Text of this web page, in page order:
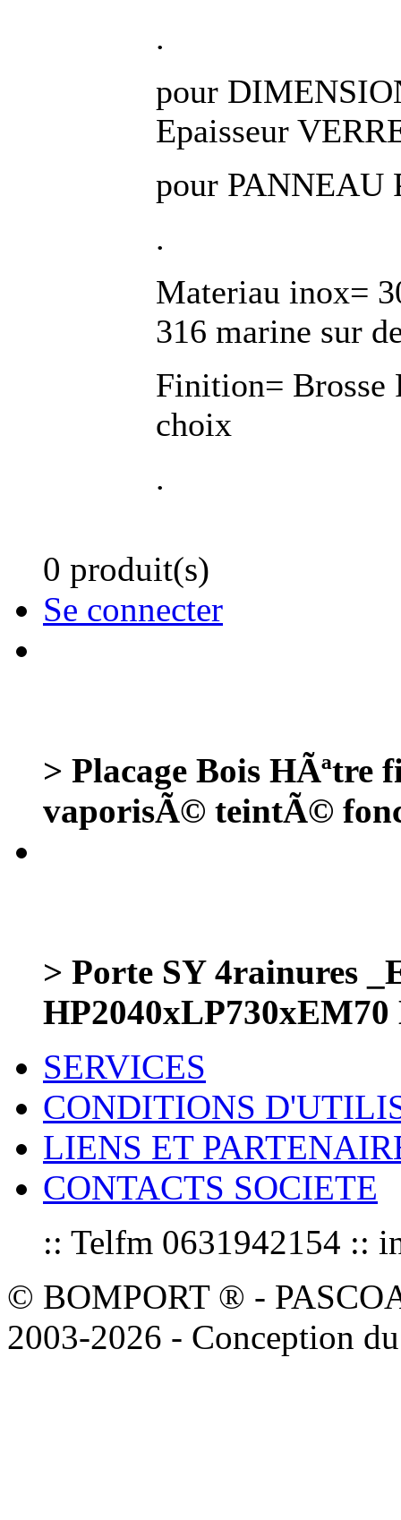
.
pour
Epaisseur
pour PANNEAU
.
Materiau inox=
316 marine sur
Finition= Brosse
choix
.
0 produit(s)
Se connecter
> Placage Bois
vaporisÃ© teintÃ©
> Porte SY 4rainures
SERVICES
CONDITIONS
LIENS ET
CONTACTS SOCIETE
:: Telfm 0631942154 ::
© BOMPORT ® -
2003-2026 - Conception